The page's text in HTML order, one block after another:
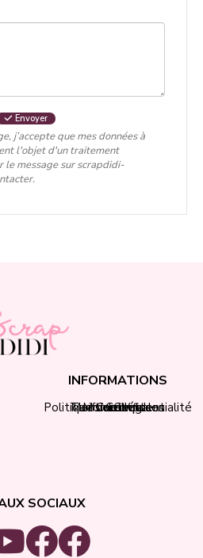
Envoyer
j’accepte que mes données à
l'objet d'un traitement
le message sur scrapdidi-
INFORMATIONS
Contact
Mon compte
CGV
Politique de confidentialité
Mentions légales
Tarifs de livraison
SOCIAUX